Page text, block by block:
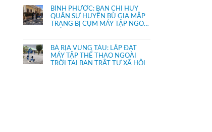
BÌNH PHƯỚC: BAN CHỈ HUY
QUÂN SỰ HUYỆN BÙ GIA MẬP
TRANG BỊ CỤM MÁY TẬP NGOÀI
BÀ RỊA VŨNG TÀU: LẮP ĐẶT
MÁY TẬP THỂ THAO NGOÀI
TRỜI TẠI BAN TRẬT TỰ XÃ HỘI